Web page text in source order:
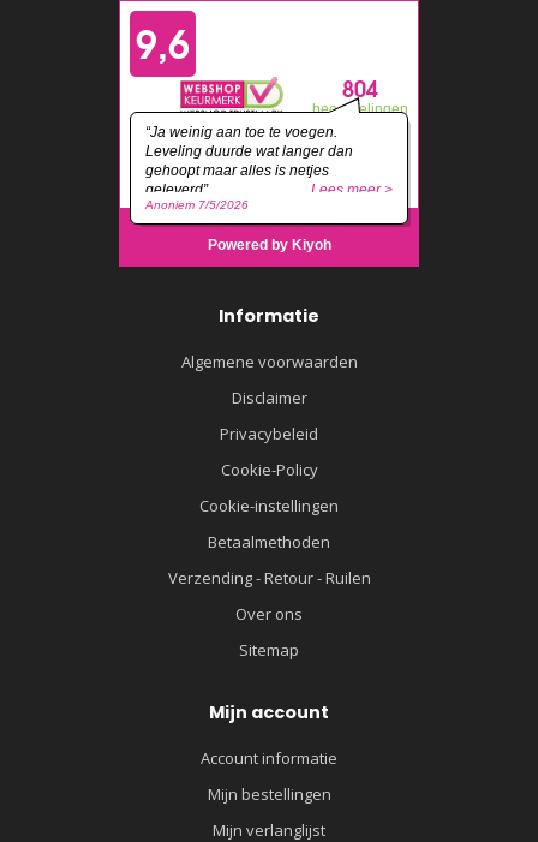
Informatie
Algemene voorwaarden
Disclaimer
Privacybeleid
Cookie-Policy
Cookie-instellingen
Betaalmethoden
Verzending - Retour - Ruilen
Over ons
Sitemap
Mijn account
Account informatie
Mijn bestellingen
Mijn verlanglijst